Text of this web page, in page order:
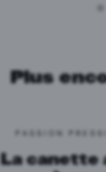
Plus
La canette